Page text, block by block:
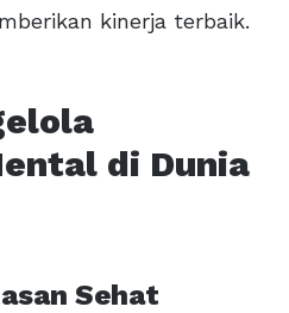
kinerja terbaik.
di Dunia
Sehat